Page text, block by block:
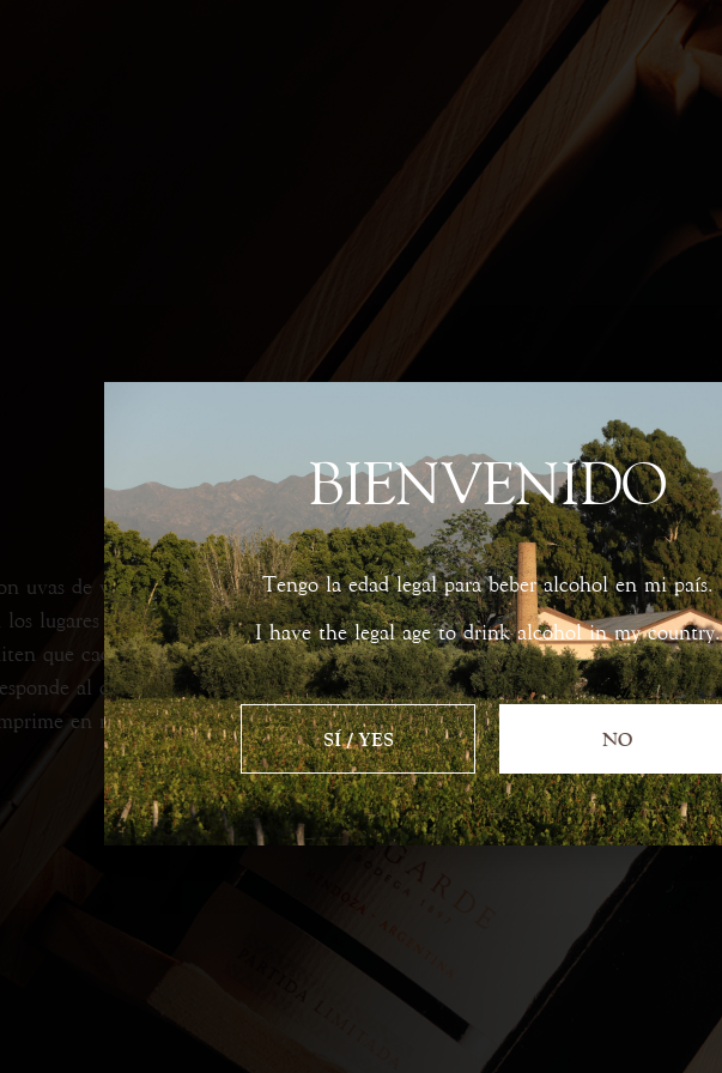
uvas de viñedos propios,
lugares donde las condiciones
que cada variedad se desarrolle
al cuidado y respeto por el
en nuestras vides.
BIENVENIDO
Tengo la edad legal para beber alcohol en mi país.
I have the legal age to drink alcohol in my country.
SÍ / YES NO